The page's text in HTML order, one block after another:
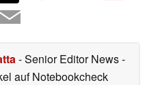
- Senior Editor News-
auf Notebookcheck